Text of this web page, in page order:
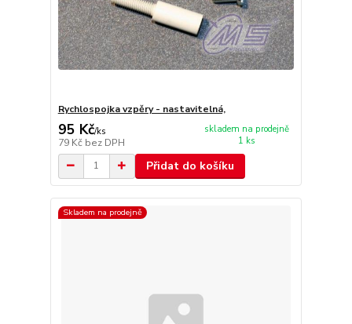
Rychlospojka vzpěry - nastavitelná,
95 Kč/ks
79 Kč bez DPH
skladem na prodejně
1 ks
Přidat do košíku
Skladem na prodejně